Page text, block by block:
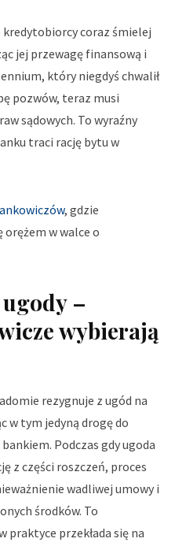
coraz śmielej
jej przewagę finansową i
który niegdyś chwalił
pozwów, teraz musi
sądowych. To wyraźny
traci rację bytu w
, gdzie
w walce o
–
wybierają
rezygnuje z ugód na
w tym jedyną drogę do
bankiem. Podczas gdy ugoda
z części roszczeń, proces
wadliwej umowy i
środków. To
przekłada się na